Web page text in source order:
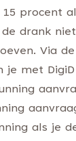
procent
drank
Via
je met
als je